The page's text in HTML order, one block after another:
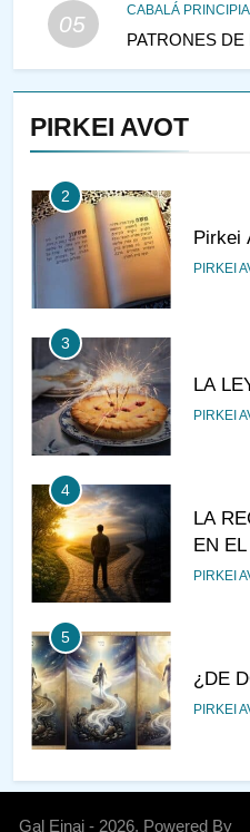
05
CABALÁ
PATRONES
PIRKEI AVOT
1
A LA
AMOR,
2
Pirkei
PIRKEI
3
LA
PIRKEI
4
LA
EN
PIRKEI
5
¿DE
PIRKEI
6
Gal Einai - 2026. Powered By